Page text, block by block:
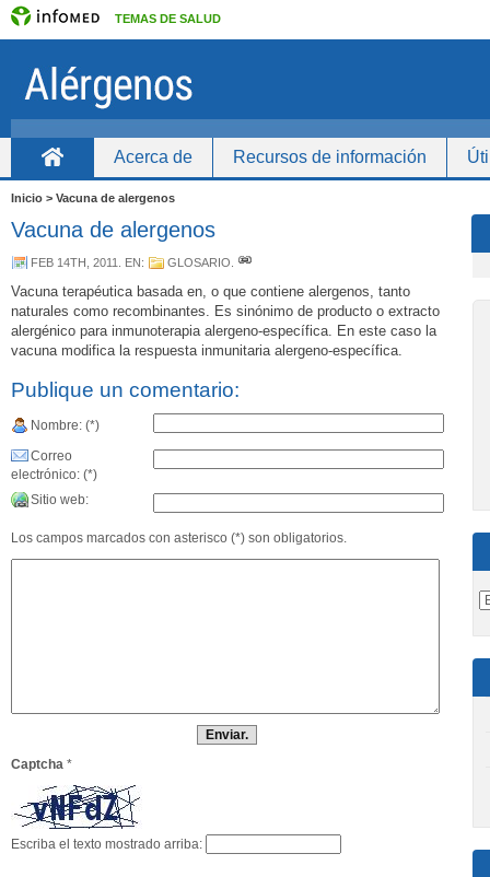
TEMAS DE SALUD
Acerca de Recursos de información
Inicio > Vacuna de alergenos
Vacuna de alergenos
FEB 14TH, 2011 . EN: GLOSARIO
Vacuna terapéutica basada en, o que contiene alergenos, tanto
naturales como recombinantes. Es sinónimo de producto o extracto
alergénico para inmunoterapia alergeno-específica. En este caso la
vacuna modifica la respuesta inmunitaria alergeno-específica.
Publique un comentario:
Nombre: (*)
Correo
electrónico: (*)
Sitio web:
Los campos marcados con asterisco (*) son obligatorios.
Captcha *
Escriba el texto mostrado arriba: